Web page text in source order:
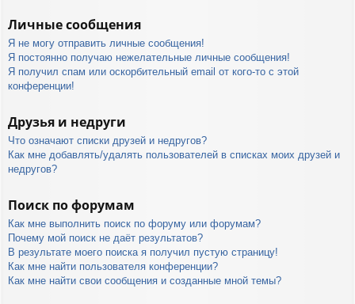
Личные сообщения
Я не могу отправить личные сообщения!
Я постоянно получаю нежелательные личные сообщения!
Я получил спам или оскорбительный email от кого-то с этой
конференции!
Друзья и недруги
Что означают списки друзей и недругов?
Как мне добавлять/удалять пользователей в списках моих друзей и
недругов?
Поиск по форумам
Как мне выполнить поиск по форуму или форумам?
Почему мой поиск не даёт результатов?
В результате моего поиска я получил пустую страницу!
Как мне найти пользователя конференции?
Как мне найти свои сообщения и созданные мной темы?